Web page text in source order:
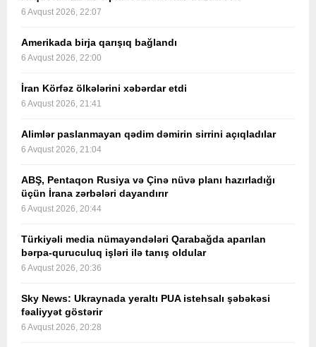
6 Avqust 2026, 22:07
Amerikada birja qarışıq bağlandı
6 Avqust 2026, 22:00
İran Körfəz ölkələrini xəbərdar etdi
6 Avqust 2026, 21:41
Alimlər paslanmayan qədim dəmirin sirrini açıqladılar
6 Avqust 2026, 21:04
ABŞ, Pentaqon Rusiya və Çinə nüvə planı hazırladığı
üçün İrana zərbələri dayandırır
6 Avqust 2026, 20:44
Türkiyəli media nümayəndələri Qarabağda aparılan
bərpa-quruculuq işləri ilə tanış oldular
6 Avqust 2026, 20:36
Sky News: Ukraynada yeraltı PUA istehsalı şəbəkəsi
fəaliyyət göstərir
6 Avqust 2026, 20:28